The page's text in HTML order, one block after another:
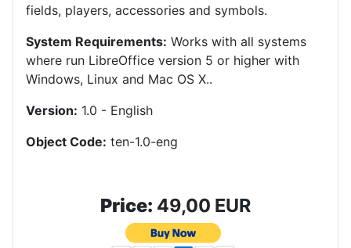
fields, players, accessories and symbols.
System Requirements: Works with all systems
where run LibreOffice version 5 or higher with
Windows, Linux and Mac OS X..
Version: 1.0 - English
Object Code: ten-1.0-eng
Price: 49,00 EUR